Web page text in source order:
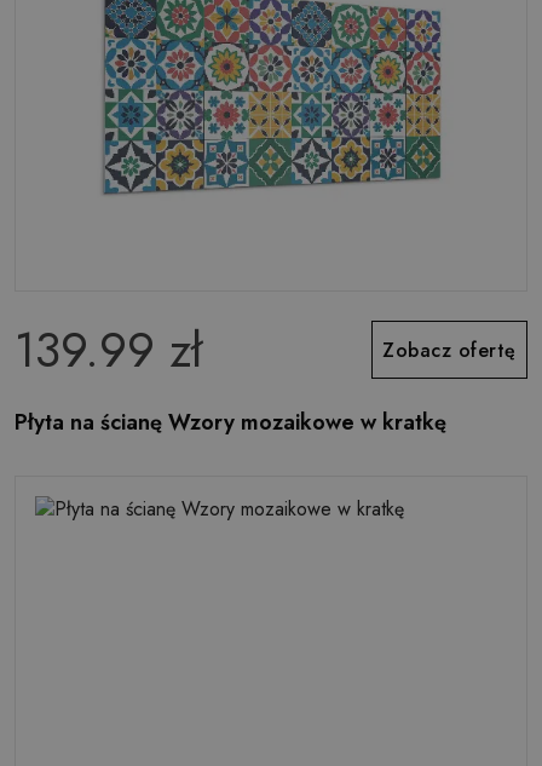
139.99 zł Zobacz ofertę
Płyta na ścianę Wzory mozaikowe w kratkę